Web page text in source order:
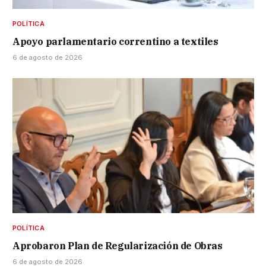
POLÍTICA
Apoyo parlamentario correntino a textiles
6 de agosto de 2026
POLÍTICA
Aprobaron Plan de Regularización de Obras
6 de agosto de 2026